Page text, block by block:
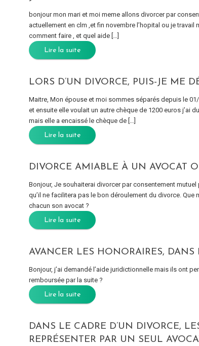
bonjour mon mari et moi meme allons divorcer par
actuellement en clm ,et fin novembre l’hopital ou je
comment faire , et quel aide […]
Lire la suite
LORS D’UN DIVORCE, PUIS-JE ME
Maitre, Mon épouse et moi sommes séparés depuis le
et ensuite elle voulait un autre chèque de 1200 euros j’ai
mais elle a encaissé le chèque de […]
Lire la suite
DIVORCE AMIABLE À UN AVOCAT
Bonjour, Je souhaiterai divorcer par consentement
qu’il ne facilitera pas le bon déroulement du divorce.
chacun son avocat ?
Lire la suite
AVANCER LES HONORAIRES,
Bonjour, j’ai demandé l’aide juridictionnelle mais ils ont
remboursée par la suite ?
Lire la suite
DANS LE CADRE D’UN DIVORCE,
REPRÉSENTER PAR UN SEUL